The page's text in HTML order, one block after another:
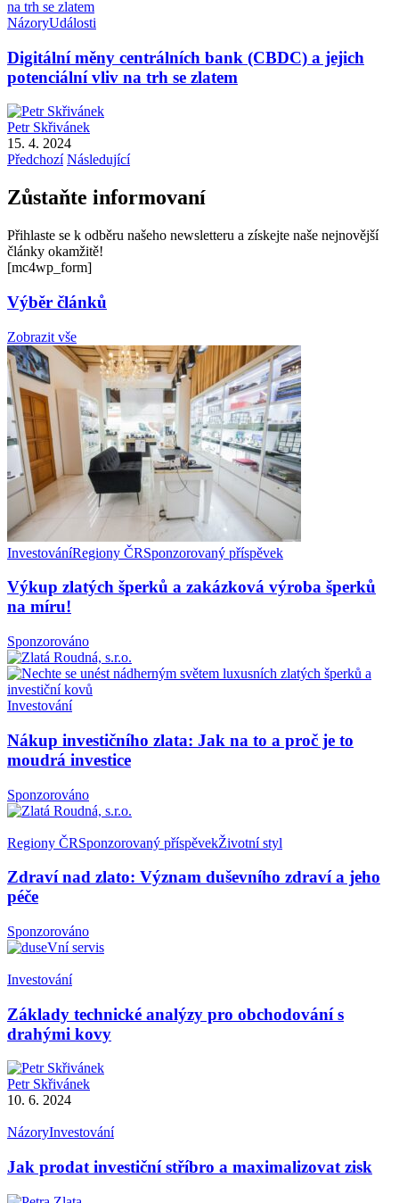
NázoryUdálosti
Digitální měny centrálních bank (CBDC) a jejich
potenciální vliv na trh se zlatem
Petr Skřivánek
15. 4. 2024
Předchozí Následující
Zůstaňte informovaní
Přihlaste se k odběru našeho newsletteru a získejte naše nejnovější
články okamžitě!
[mc4wp_form]
Výběr článků
Zobrazit vše
InvestováníRegiony ČRSponzorovaný příspěvek
Výkup zlatých šperků a zakázková výroba šperků
na míru!
Sponzorováno
Investování
Nákup investičního zlata: Jak na to a proč je to
moudrá investice
Sponzorováno
Regiony ČRSponzorovaný příspěvekŽivotní styl
Zdraví nad zlato: Význam duševního zdraví a jeho
péče
Sponzorováno
Investování
Základy technické analýzy pro obchodování s
drahými kovy
Petr Skřivánek
10. 6. 2024
NázoryInvestování
Jak prodat investiční stříbro a maximalizovat zisk